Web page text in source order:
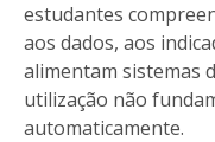
estudantes
aos dados, aos
alimentam sistemas
utilização não
automaticamente.